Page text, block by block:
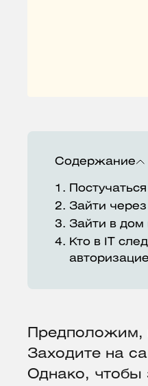
Содержание
1.
2. Зайти
3. Зайти в дом
4. Кто в IT
Предположим,
Заходите на
Однако, чтобы